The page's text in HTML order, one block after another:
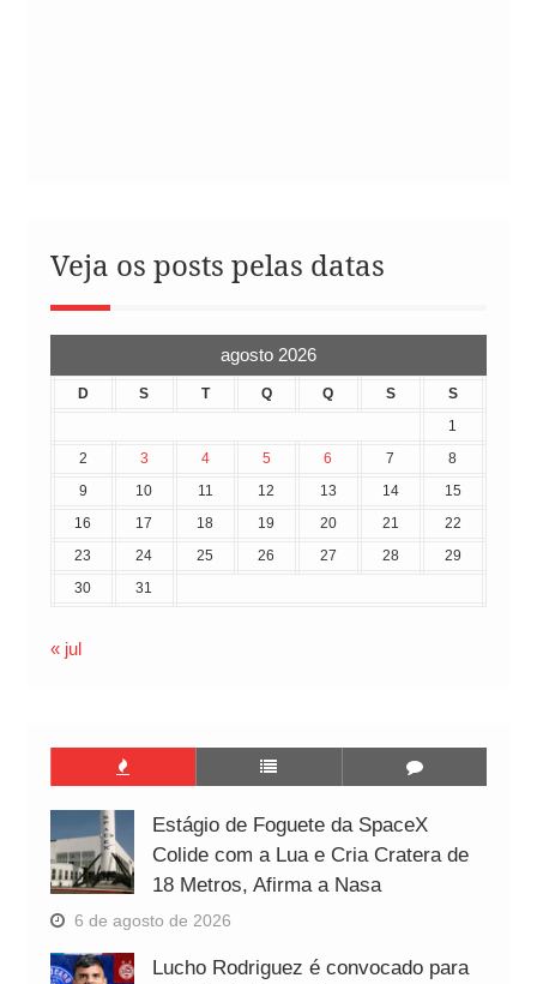
Veja os posts pelas datas
agosto 2026
D S T Q Q S
S
1
2
3 4 5 6 7
8
9
10 11 12 13 14
15
16
17 18 19 20 21
22
23
24 25 26 27 28
29
30
31
« jul
Estágio de Foguete da SpaceX
Colide com a Lua e Cria Cratera de
18 Metros, Afirma a Nasa
6 de agosto de 2026
Lucho Rodriguez é convocado para